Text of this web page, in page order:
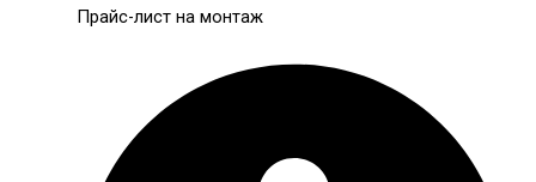
Прайс-лист на монтаж